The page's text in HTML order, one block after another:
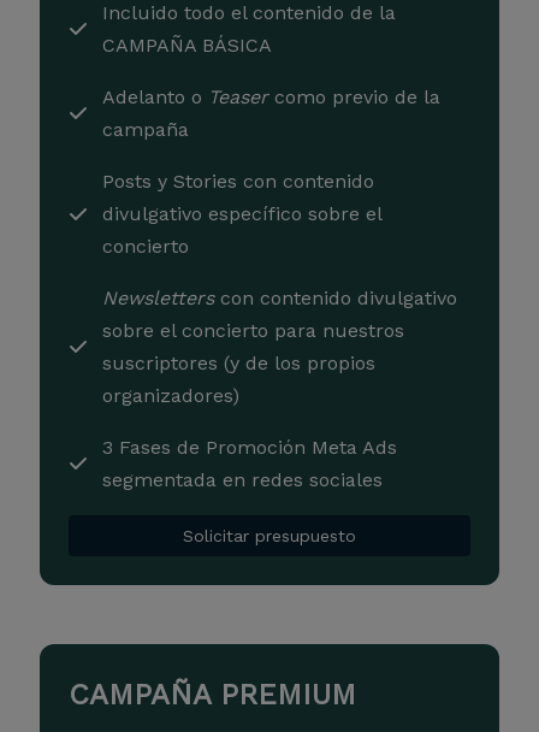
Incluido todo el contenido de la
CAMPAÑA BÁSICA
Adelanto o Teasercomo previo de la
campaña
Posts y Stories con contenido
divulgativo específico sobre el
concierto
Newsletterscon contenido divulgativo
sobre el concierto para nuestros
suscriptores (y de los propios
organizadores)
3 Fases de Promoción Meta Ads
segmentada en redes sociales
Solicitar presupuesto
CAMPAÑA PREMIUM